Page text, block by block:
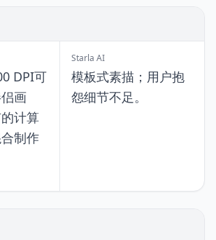
DPI可
画
计算
制作
Starla AI
模板式素描；用户抱
怨细节不足。